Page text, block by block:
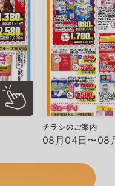
チラシのご案内
08月04日〜08